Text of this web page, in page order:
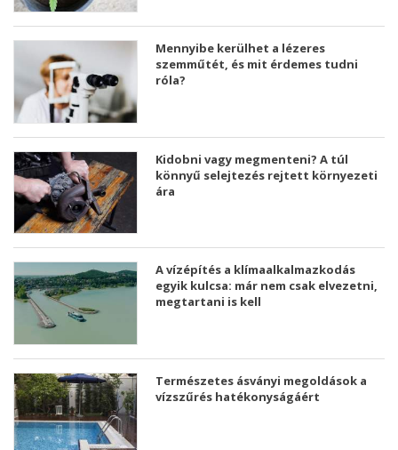
Mennyibe kerülhet a lézeres
szemműtét, és mit érdemes tudni
róla?
Kidobni vagy megmenteni? A túl
könnyű selejtezés rejtett környezeti
ára
A vízépítés a klímaalkalmazkodás
egyik kulcsa: már nem csak elvezetni,
megtartani is kell
Természetes ásványi megoldások a
vízszűrés hatékonyságáért